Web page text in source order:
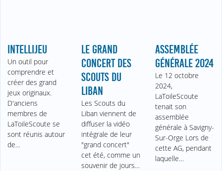
INTELLIJEU
Un outil pour
comprendre et
créer des grand
jeux originaux.
D'anciens
membres de
LaToileScoute se
sont réunis autour
de…
LE GRAND
CONCERT DES
SCOUTS DU
LIBAN
Les Scouts du
Liban viennent de
diffuser la vidéo
intégrale de leur
"grand concert"
cet été, comme un
souvenir de jours…
ASSEMBLÉE
GÉNÉRALE 2024
Le 12 octobre
2024,
LaToileScoute
tenait son
assemblée
générale à Savigny-
Sur-Orge Lors de
cette AG, pendant
laquelle…